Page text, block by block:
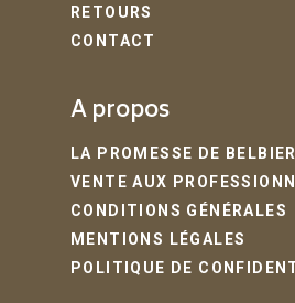
RETOURS
CONTACT
A propos
LA PROMESSE DE
VENTE AUX
CONDITIONS GÉNÉRALES
MENTIONS LÉGALES
POLITIQUE DE